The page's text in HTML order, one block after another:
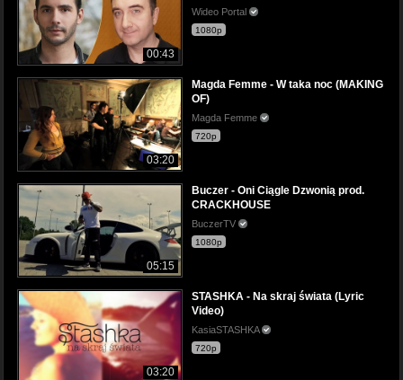
00:43
Wideo Portal
1080p
03:20
Magda Femme - W taka noc (MAKING
OF)
Magda Femme
720p
05:15
Buczer - Oni Ciągle Dzwonią prod.
CRACKHOUSE
BuczerTV
1080p
03:20
STASHKA - Na skraj świata (Lyric
Video)
KasiaSTASHKA
720p